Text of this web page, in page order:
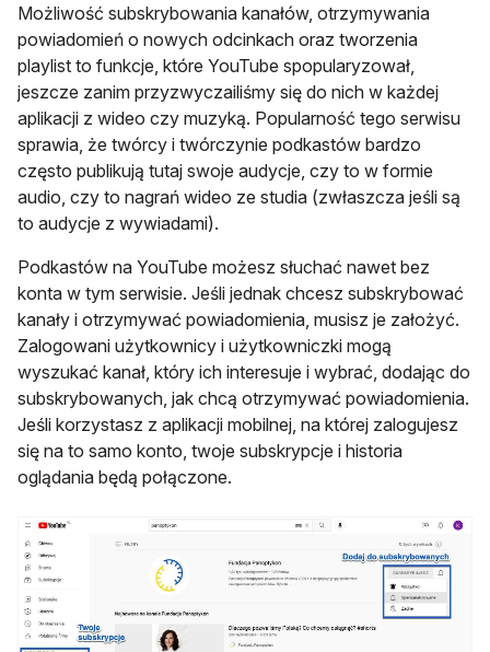
Możliwość subskrybowania kanałów, otrzymywania
powiadomień o nowych odcinkach oraz tworzenia
playlist to funkcje, które YouTube spopularyzował,
jeszcze zanim przyzwyczailiśmy się do nich w każdej
aplikacji z wideo czy muzyką. Popularność tego serwisu
sprawia, że twórcy i twórczynie podkastów bardzo
często publikują tutaj swoje audycje, czy to w formie
audio, czy to nagrań wideo ze studia (zwłaszcza jeśli są
to audycje z wywiadami).
Podkastów na YouTube możesz słuchać nawet bez
konta w tym serwisie. Jeśli jednak chcesz subskrybować
kanały i otrzymywać powiadomienia, musisz je założyć.
Zalogowani użytkownicy i użytkowniczki mogą
wyszukać kanał, który ich interesuje i wybrać, dodając do
subskrybowanych, jak chcą otrzymywać powiadomienia.
Jeśli korzystasz z aplikacji mobilnej, na której zalogujesz
się na to samo konto, twoje subskrypcje i historia
oglądania będą połączone.